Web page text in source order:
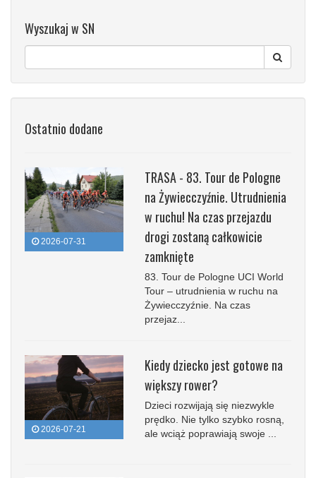
Wyszukaj w SN
Ostatnio dodane
2026-07-31
TRASA - 83. Tour de Pologne
na Żywiecczyźnie. Utrudnienia
w ruchu! Na czas przejazdu
drogi zostaną całkowicie
zamknięte
83. Tour de Pologne UCI World
Tour – utrudnienia w ruchu na
Żywiecczyźnie. Na czas
przejaz...
2026-07-21
Kiedy dziecko jest gotowe na
większy rower?
Dzieci rozwijają się niezwykle
prędko. Nie tylko szybko rosną,
ale wciąż poprawiają swoje ...